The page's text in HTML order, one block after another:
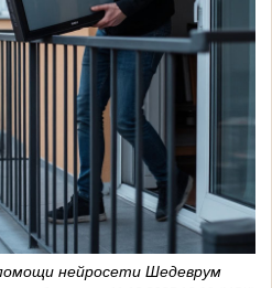
нейросети Шедеврум